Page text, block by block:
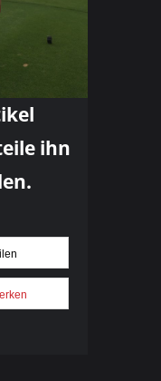
ihn